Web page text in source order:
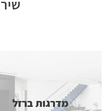
מדרגות ברזל